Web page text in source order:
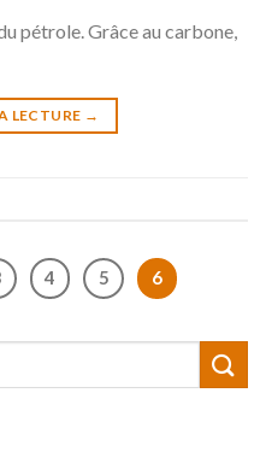
pétrole. Grâce au carbone,
LECTURE →
4 5 6